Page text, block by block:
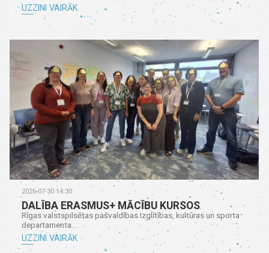
UZZINI VAIRĀK
2026-07-30 14:30
DALĪBA ERASMUS+ MĀCĪBU KURSOS
Rīgas valstspilsētas pašvaldības Izglītības, kultūras un sporta
departamenta...
UZZINI VAIRĀK